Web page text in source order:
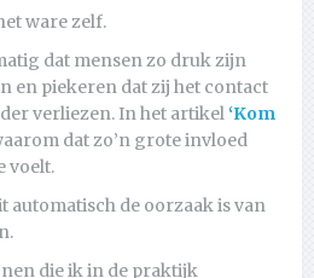
ware zelf.
dat mensen zo druk zijn
en piekeren dat zij het contact
verliezen. In het artikel ‘Kom
dat zo’n grote invloed
voelt.
automatisch de oorzaak is van
die ik in de praktijk